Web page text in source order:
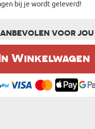
Winkelwagen
bij je wordt geleverd!
VOOR JOU
van cookies. Meer
beleid. Ik ben het eens